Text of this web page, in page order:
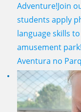
Adventure!Join
students apply
language skills
amusement
Aventura no